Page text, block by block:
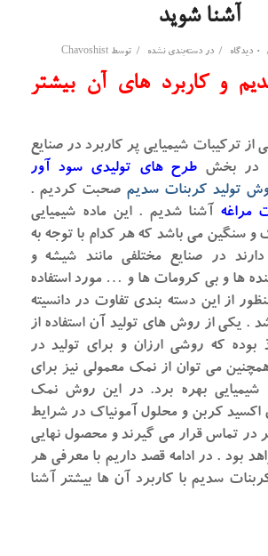
آشنا شوید
0 دیدگاه / در دسته‌بندی نشده / توسط Chavoshist
و کاربرد های آن بیشتر
از ترکیبات شیمیایی پر کاربرد در صنایع
در بخش طرح های تولیدی سود آور
تولید کربنات سدیم صحبت کردیم .
مراغه آشنا شدیم . این ماده شیمیایی
و سنگین می باشد که هر کدام با توجه به
در صنایع مختلفی مانند شیشه و
ها و بی کرومات ها و … مورد استفاده
از این دسته بندی تفاوت در دانسیته
. یکی از روش های تولید آن استفاده از
که روشی ارزان و برای تولید در
می توان از نمک معمولی نیز برای
شیمیایی بهره برد. در این روش نمک
اکسید کربن و محلول آمونیاک در شرایط
در تماس قرار می گیرند و محصول نهایی
بود . در ادامه قصد داریم با معرفی هر
سدیم با کاربرد آن ها بیشتر آشنا